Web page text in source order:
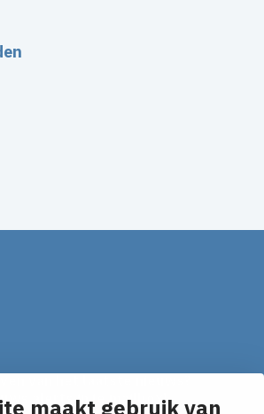
maakt gebruik van
alerts in je mailbox!